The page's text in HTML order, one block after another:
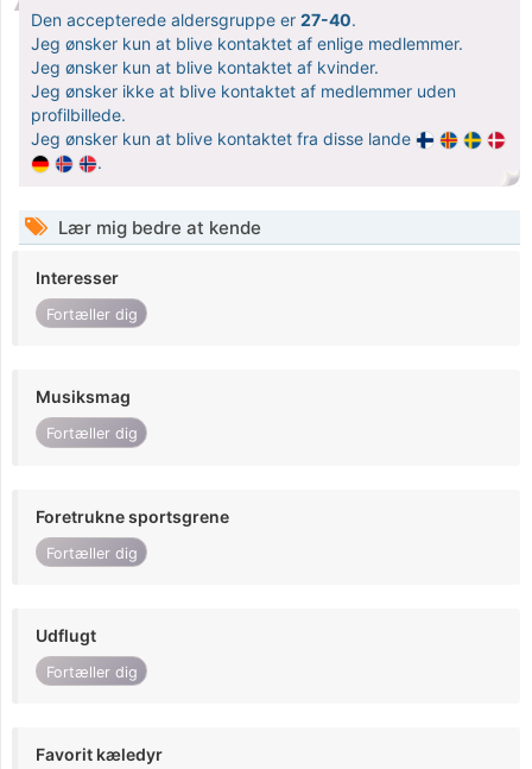
Den accepterede aldersgruppe er 27-40.
Jeg ønsker kun at blive kontaktet af enlige medlemmer.
Jeg ønsker kun at blive kontaktet af kvinder.
Jeg ønsker ikke at blive kontaktet af medlemmer uden
profilbillede.
Jeg ønsker kun at blive kontaktet fra disse lande
.
Lær mig bedre at kende
Interesser
Fortæller dig
Musiksmag
Fortæller dig
Foretrukne sportsgrene
Fortæller dig
Udflugt
Fortæller dig
Favorit kæledyr